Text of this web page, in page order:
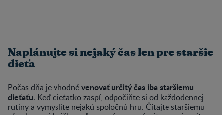
Naplánujte si nejaký čas len pre staršie
dieťa
Počas dňa je vhodnévenovať určitý čas iba staršiemu
dieťaťu. Keď dieťatko zaspí, odpočiňte si od každodennej
rutiny a vymyslite nejakú spoločnú hru. Čítajte staršiemu